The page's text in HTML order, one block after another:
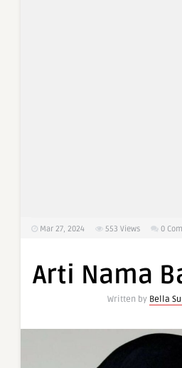
Mar 27, 2024 553 Views 0
Arti Nama
Written by Bella